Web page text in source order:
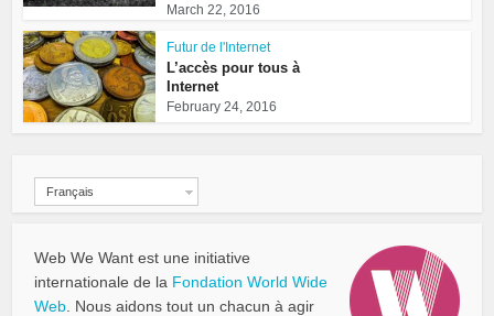
March 22, 2016
Futur de l'Internet
L’accès pour tous à
Internet
February 24, 2016
Français
Web We Want est une initiative
internationale de la Fondation World Wide
Web . Nous aidons tout un chacun à agir